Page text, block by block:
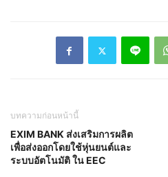
บทความก่อนหน้านี้
EXIM BANK ส่งเสริมการผลิต
เพื่อส่งออกโดยใช้หุ่นยนต์และ
ระบบอัตโนมัติ ใน EEC